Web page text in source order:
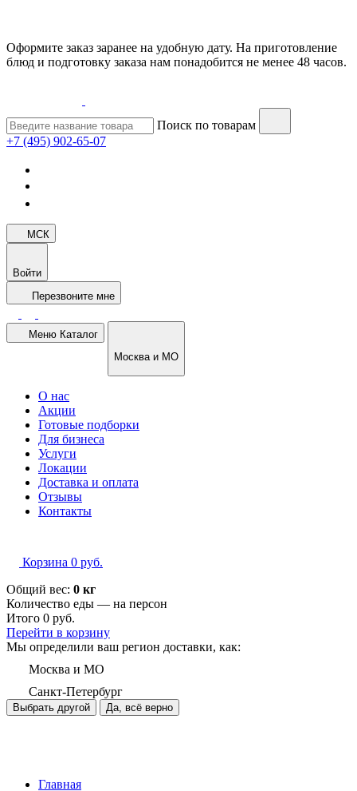
Оформите заказ заранее на удобную дату. На приготовление
блюд и подготовку заказа нам понадобится не менее 48 часов.
Поиск по товарам
+7 (495) 902-65-07
МСК
Войти
Перезвоните мне
Меню Каталог
Москва и МО
О нас
Акции
Готовые подборки
Для бизнеса
Услуги
Локации
Доставка и оплата
Отзывы
Контакты
Корзина 0 руб.
Общий вес: 0 кг
Количество еды — на персон
Итого 0 руб.
Перейти в корзину
Мы определили ваш регион доставки, как:
Москва и МО
Санкт-Петербург
Выбрать другой Да, всё верно
Главная